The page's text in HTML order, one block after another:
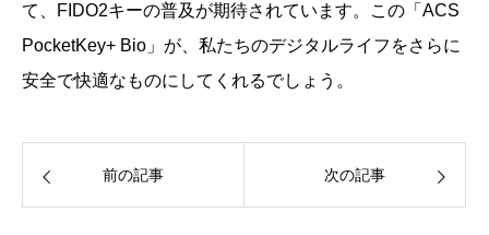
て、FIDO2キーの普及が期待されています。この「ACS
PocketKey+ Bio」が、私たちのデジタルライフをさらに
安全で快適なものにしてくれるでしょう。
前の記事 次の記事